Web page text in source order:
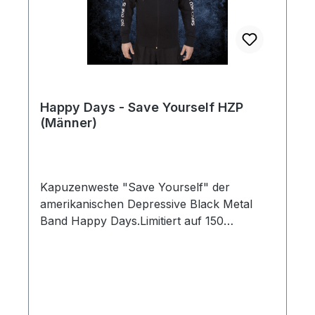
Happy Days - Save Yourself HZP
(Männer)
Kapuzenweste "Save Yourself" der
amerikanischen Depressive Black Metal
Band Happy Days.Limitiert auf 150